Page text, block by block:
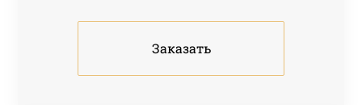
Заказать